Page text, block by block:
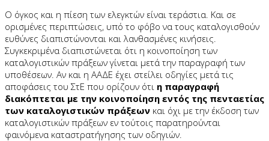
Ο όγκος και η πίεση των ελεγκτών είναι τεράστια. Και σε
ορισμένες περιπτώσεις, υπό το φόβο να τους καταλογισθούν
ευθύνες διαπιστώνονται και λανθασμένες κινήσεις.
Συγκεκριμένα διαπιστώνεται ότι η κοινοποίηση των
καταλογιστικών πράξεων γίνεται μετά την παραγραφή των
υποθέσεων. Αν και η ΑΑΔΕ έχει στείλει οδηγίες μετά τις
αποφάσεις του ΣτΕ που ορίζουν ότι η παραγραφή
διακόπτεται με την κοινοποίηση εντός της πενταετίας
των καταλογιστικών πράξεων και όχι με την έκδοση των
καταλογιστικών πράξεων εν τούτοις παρατηρούνται
φαινόμενα καταστρατήγησης των οδηγιών.